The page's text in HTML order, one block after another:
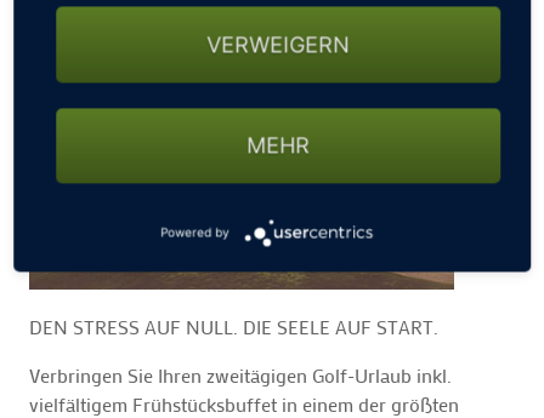
DEN STRESS AUF NULL. DIE SEELE AUF START.
Verbringen Sie Ihren zweitägigen Golf-Urlaub inkl.
vielfältigem Frühstücksbuffet in einem der größten
VERWEIGERN
MEHR
Powered by